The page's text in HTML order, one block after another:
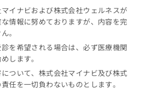
イナビおよび株式会社ウェルネスが
情報に努めておりますが、内容を完
。
を希望される場合は、必ず医療機関
します。
ついて、株式会社マイナビ及び株式
任を一切負わないものとします。